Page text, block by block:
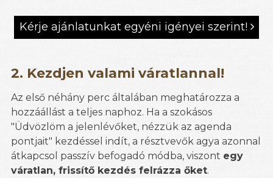
Kérje ajánlatunkat egyéni igényei szerint! 
2. Kezdjen valami váratlannal!
Az első néhány perc általában meghatározza a
hozzáállást a teljes naphoz. Ha a szokásos
"Üdvözlöm a jelenlévőket, nézzük az agenda
pontjait" kezdéssel indít, a résztvevők agya azonnal
átkapcsol passzív befogadó módba, viszont egy
váratlan, frissítő kezdés felrázza őket.